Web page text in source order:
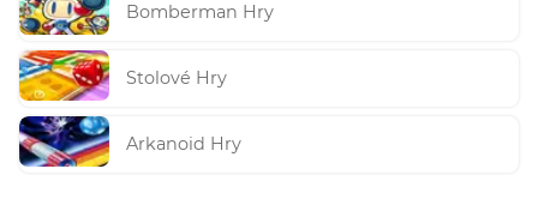
Bomberman Hry
Stolové Hry
Arkanoid Hry